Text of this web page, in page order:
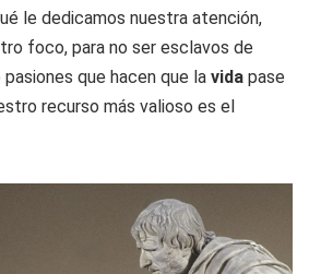
le dedicamos nuestra atención,
foco, para no ser esclavos de
que hacen que la vida pase
recurso más valioso es el